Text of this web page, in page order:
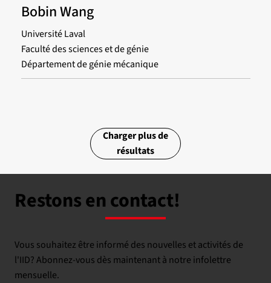
Bobin Wang
Université Laval
Faculté des sciences et de génie
Département de génie mécanique
Charger plus de
résultats
Restons en contact!
Vous souhaitez être informé des nouvelles et activités de
l'IID? Abonnez-vous dès maintenant à notre infolettre
mensuelle.